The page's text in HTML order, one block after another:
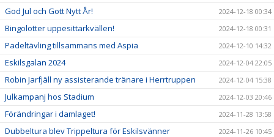
God Jul och Gott Nytt År! 2024-12-18 00:34
Bingolotter uppesittarkvällen! 2024-12-18 00:31
Padeltävling tillsammans med Aspia 2024-12-10 14:32
Eskilsgalan 2024 2024-12-04 22:05
Robin Jarfjäll ny assisterande tränare i Herrtruppen 2024-12-04 15:38
Julkampanj hos Stadium 2024-12-03 20:46
Förändringar i damlaget! 2024-11-28 13:58
Dubbeltura blev Trippeltura för Eskilsvänner 2024-11-26 10:45